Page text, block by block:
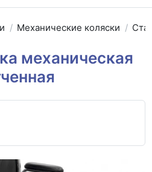
Механические коляски
механическая